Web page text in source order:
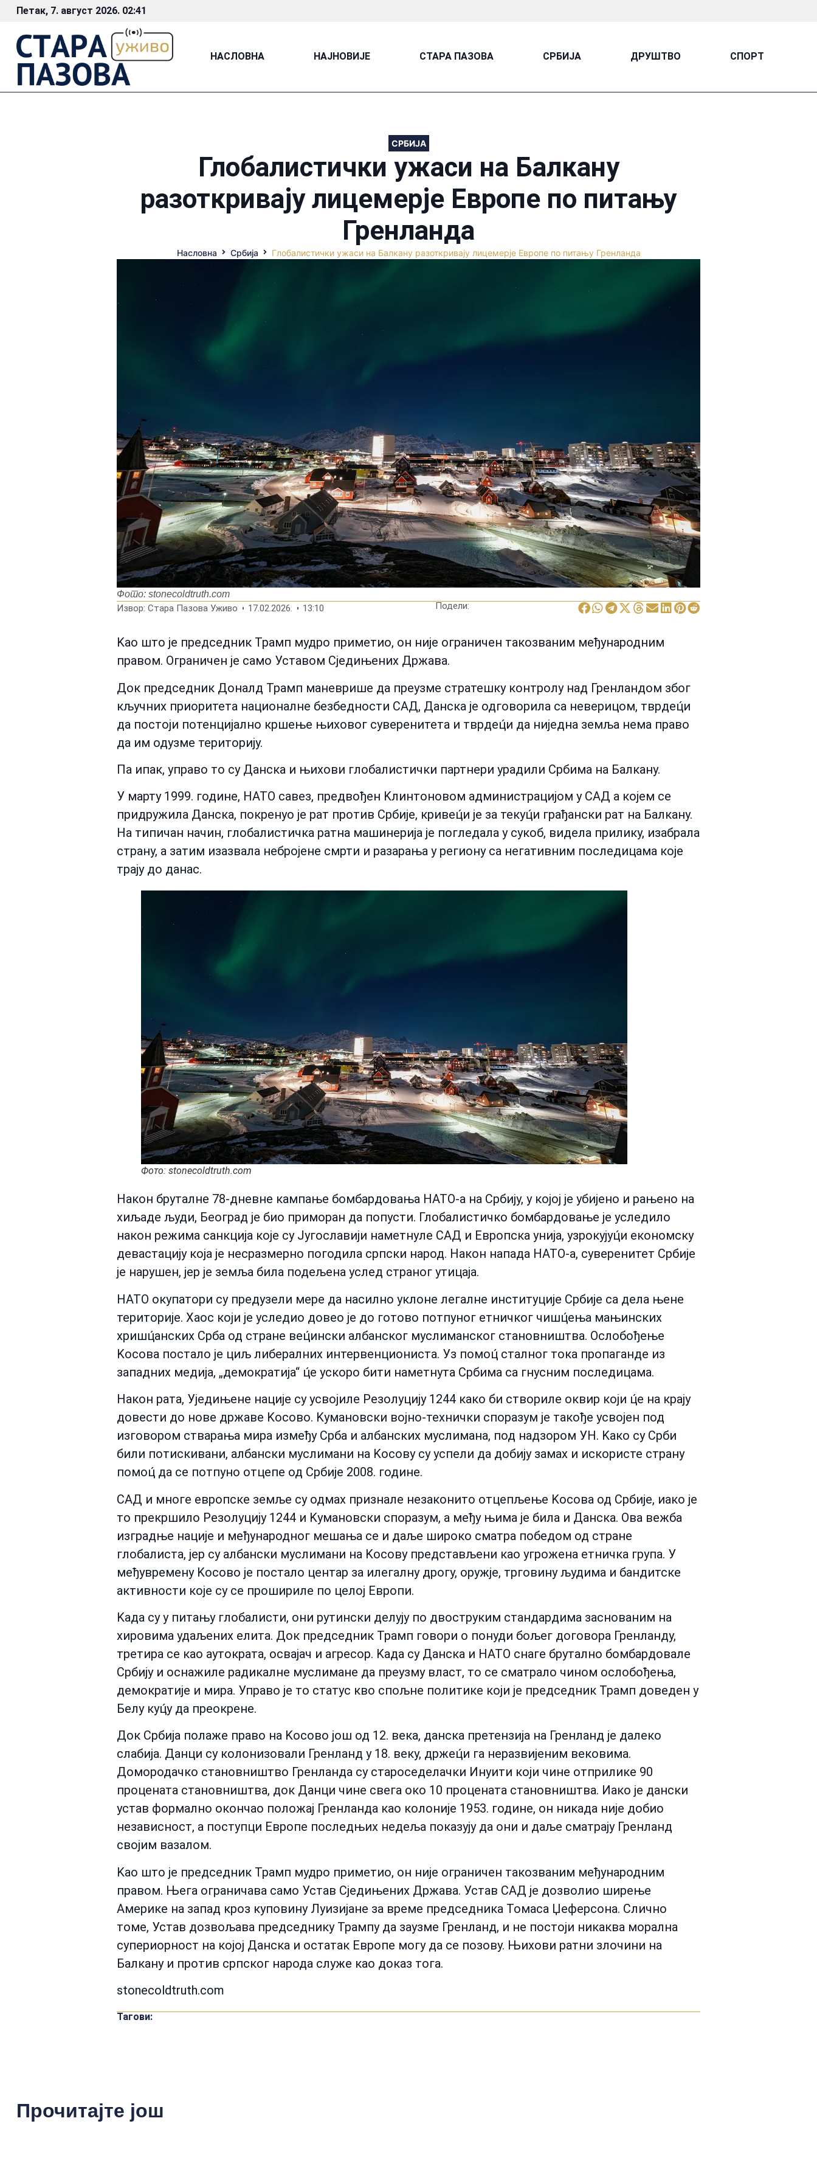
Петак, 7. август 2026. 02:41
НАСЛОВНА НАЈНОВИЈЕ СТАРА ПАЗОВА СРБИЈА ДРУШТВО СПОРТ
СРБИЈА
Глобалистички ужаси на Балкану
разоткривају лицемерје Европе по питању
Гренланда
Насловна Србија Глобалистички ужаси на Балкану разоткривају лицемерје Европе по питању Гренланда
Фото: stonecoldtruth.com
Извор: Стара Пазова Уживо 17.02.2026. 13:10 Подели:
Kао што је председник Трамп мудро приметио, он није ограничен такозваним међународним
правом. Ограничен је само Уставом Сједињених Држава.
Док председник Доналд Трамп маневрише да преузме стратешку контролу над Гренландом због
кључних приоритета националне безбедности САД, Данска је одговорила са неверицом, тврдец́и
да постоји потенцијално кршење њиховог суверенитета и тврдец́и да ниједна земља нема право
да им одузме територију.
Па ипак, управо то су Данска и њихови глобалистички партнери урадили Србима на Балкану.
У марту 1999. године, НАТО савез, предвођен Kлинтоновом администрацијом у САД а којем се
придружила Данска, покренуо је рат против Србије, кривец́и је за текуц́и грађански рат на Балкану.
На типичан начин, глобалистичка ратна машинерија је погледала у сукоб, видела прилику, изабрала
страну, а затим изазвала небројене смрти и разарања у региону са негативним последицама које
трају до данас.
Фото: stonecoldtruth.com
Након бруталне 78-дневне кампање бомбардовања НАТО-а на Србију, у којој је убијено и рањено на
хиљаде људи, Београд је био приморан да попусти. Глобалистичко бомбардовање је уследило
након режима санкција које су Југославији наметнуле САД и Европска унија, узрокујуц́и економску
девастацију која је несразмерно погодила српски народ. Након напада НАТО-а, суверенитет Србије
је нарушен, јер је земља била подељена услед страног утицаја.
НАТО окупатори су предузели мере да насилно уклоне легалне институције Србије са дела њене
територије. Хаос који је уследио довео је до готово потпуног етничког чишц́ења мањинских
хришц́анских Срба од стране вец́ински албанског муслиманског становништва. Ослобођење
Kосова постало је циљ либералних интервенциониста. Уз помоц́ сталног тока пропаганде из
западних медија, „демократија“ ц́е ускоро бити наметнута Србима са гнусним последицама.
Након рата, Уједињене нације су усвојиле Резолуцију 1244 како би створиле оквир који ц́е на крају
довести до нове државе Kосово. Kумановски војно-технички споразум је такође усвојен под
изговором стварања мира између Срба и албанских муслимана, под надзором УН. Kако су Срби
били потискивани, албански муслимани на Kосову су успели да добију замах и искористе страну
помоц́ да се потпуно отцепе од Србије 2008. године.
САД и многе европске земље су одмах признале незаконито отцепљење Kосова од Србије, иако је
то прекршило Резолуцију 1244 и Kумановски споразум, а међу њима је била и Данска. Ова вежба
изградње нације и међународног мешања се и даље широко сматра победом од стране
глобалиста, јер су албански муслимани на Kосову представљени као угрожена етничка група. У
међувремену Kосово је постало центар за илегалну дрогу, оружје, трговину људима и бандитске
активности које су се прошириле по целој Европи.
Kада су у питању глобалисти, они рутински делују по двоструким стандардима заснованим на
хировима удаљених елита. Док председник Трамп говори о понуди бољег договора Гренланду,
третира се као аутократа, освајач и агресор. Kада су Данска и НАТО снаге брутално бомбардовале
Србију и оснажиле радикалне муслимане да преузму власт, то се сматрало чином ослобођења,
демократије и мира. Управо је то статус кво спољне политике који је председник Трамп доведен у
Белу куц́у да преокрене.
Док Србија полаже право на Kосово још од 12. века, данска претензија на Гренланд је далеко
слабија. Данци су колонизовали Гренланд у 18. веку, држец́и га неразвијеним вековима.
Домородачко становништво Гренланда су староседелачки Инуити који чине отприлике 90
процената становништва, док Данци чине свега око 10 процената становништва. Иако је дански
устав формално окончао положај Гренланда као колоније 1953. године, он никада није добио
независност, а поступци Европе последњих недеља показују да они и даље сматрају Гренланд
својим вазалом.
Kао што је председник Трамп мудро приметио, он није ограничен такозваним међународним
правом. Њега ограничава само Устав Сједињених Држава. Устав САД је дозволио ширење
Америке на запад кроз куповину Луизијане за време председника Томаса Џеферсона. Слично
томе, Устав дозвољава председнику Трампу да заузме Гренланд, и не постоји никаква морална
супериорност на којој Данска и остатак Европе могу да се позову. Њихови ратни злочини на
Балкану и против српског народа служе као доказ тога.
stonecoldtruth.com
Тагови:
Прочитајте још